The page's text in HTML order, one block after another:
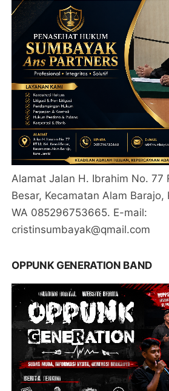
Alamat Jalan H. Ibrahim No. 77
Besar, Kecamatan Alam Barajo,
WA 085296753665. E-mail:
cristinsumbayak@qmail.com
OPPUNK GENERATION BAND